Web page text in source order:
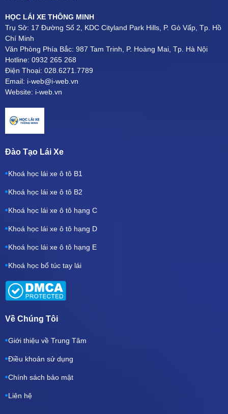
HỌC LÁI XE THÔNG MINH
Trụ Sở: 17 Đường Số 2, KDC Cityland Park Hills, P. Gò Vấp, Tp. Hồ
Chí Minh
Văn Phòng Phía Bắc: 987 Tam Trinh, P. Hoàng Mai, Tp. Hà Nội
Hotline: 0932 265 268
Điện Thoại: 028.6271.7789
Email: i-web@i-web.vn
Website: i-web.vn
Đào Tạo Lái Xe
Khoá học lái xe ô tô B1
Khoá học lái xe ô tô B2
Khoá học lái xe ô tô hạng C
Khoá học lái xe ô tô hạng D
Khoá học lái xe ô tô hạng E
Khoá học bổ túc tay lái
Về Chúng Tôi
Giới thiệu về Trung Tâm
Điều khoản sử dụng
Chính sách bảo mật
Liên hệ